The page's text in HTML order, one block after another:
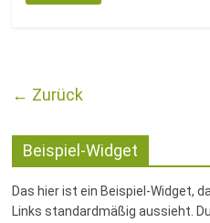
← Zurück
Beispiel-Widget
Das hier ist ein Beispiel-Widget,
Links standardmäßig aussieht.